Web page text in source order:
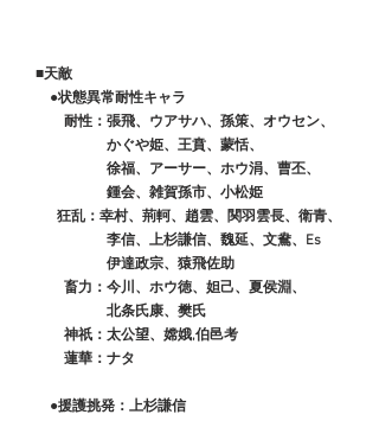
■天敵
●状態異常耐性キャラ
耐性：張飛、ウアサハ、孫策、オウセン、
かぐや姫、王賁、蒙恬、
徐福、アーサー、ホウ涓、曹丕、
鍾会、雑賀孫市、小松姫
狂乱：幸村、荊軻、趙雲、関羽雲長、衛青、
李信、上杉謙信、魏延、文鴦、Es
伊達政宗、猿飛佐助
畜力：今川、ホウ徳、妲己、夏侯淵、
北条氏康、樊氏
神祇：太公望、嫦娥,伯邑考
蓮華：ナタ
●援護挑発：上杉謙信